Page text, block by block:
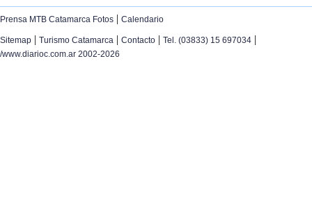
Prensa MTB Catamarca Fotos | Calendario
Sitemap | Turismo Catamarca | Contacto | Tel. (03833) 15 697034 |
/www.diarioc.com.ar 2002-2026